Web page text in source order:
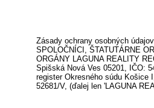
Zásady ochrany osobných
SPOLOČNÍCI, ŠTATUTÁRNE
ORGÁNY LAGUNA REALITY
Spišská Nová Ves 05201, IČO:
register Okresného súdu Košice
52681/V, (ďalej len 'LAGUNA